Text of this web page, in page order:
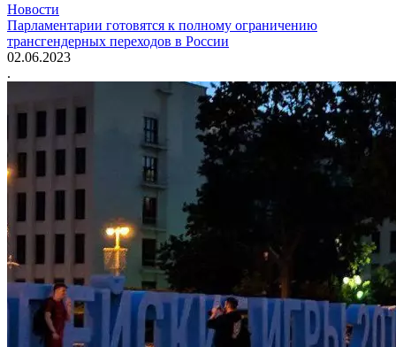
Новости
Парламентарии готовятся к полному ограничению
трансгендерных переходов в России
02.06.2023
.